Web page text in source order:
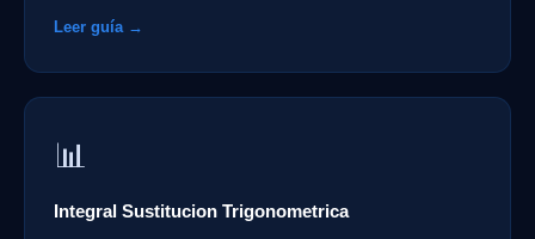
Leer guía →
📊
Integral Sustitucion Trigonometrica